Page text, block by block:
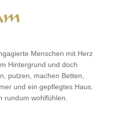
Menschen mit Herz
Hintergrund und doch
putzen, machen Betten,
und ein gepflegtes Haus.
rundum wohlfühlen.